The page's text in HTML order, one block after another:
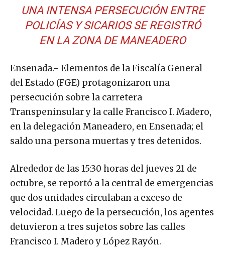
UNA INTENSA PERSECUCIÓN ENTRE
POLICÍAS Y SICARIOS SE REGISTRÓ
EN LA ZONA DE MANEADERO
Ensenada.- Elementos de la Fiscalía General
del Estado (FGE) protagonizaron una
persecución sobre la carretera
Transpeninsular y la calle Francisco I. Madero,
en la delegación Maneadero, en Ensenada; el
saldo una persona muertas y tres detenidos.
Alrededor de las 15:30 horas del jueves 21 de
octubre, se reportó a la central de emergencias
que dos unidades circulaban a exceso de
velocidad. Luego de la persecución, los agentes
detuvieron a tres sujetos sobre las calles
Francisco I. Madero y López Rayón.